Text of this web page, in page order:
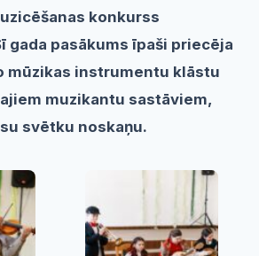
konkurss
gada pasākums īpaši priecēja
mūzikas instrumentu klāstu
muzikantu sastāviem,
svētku noskaņu.